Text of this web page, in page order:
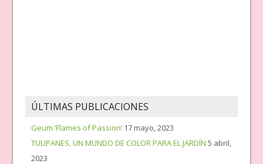
ÚLTIMAS PUBLICACIONES
Geum ‘Flames of Passion’ 17 mayo, 2023
TULIPANES, UN MUNDO DE COLOR PARA EL JARDÍN 5 abril,
2023